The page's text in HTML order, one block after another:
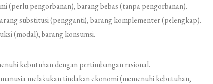
(perlu pengorbanan), barang bebas (tanpa pengorbanan).
substitusi (pengganti), barang komplementer (pelengkap).
(modal), barang konsumsi.
kebutuhan dengan pertimbangan rasional.
melakukan tindakan ekonomi (memenuhi kebutuhan,